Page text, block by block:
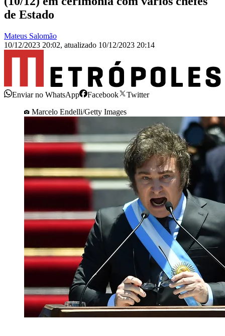
de Estado
Mateus Salomão
10/12/2023 20:02, atualizado 10/12/2023 20:14
Enviar no WhatsApp Facebook
Twitter
Marcelo Endelli/Getty Images